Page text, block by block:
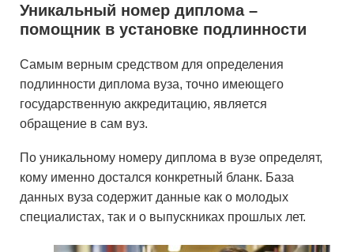
Уникальный номер диплома –
помощник в установке подлинности
Самым верным средством для определения
подлинности диплома вуза, точно имеющего
государственную аккредитацию, является
обращение в сам вуз.
По уникальному номеру диплома в вузе определят,
кому именно достался конкретный бланк. База
данных вуза содержит данные как о молодых
специалистах, так и о выпускниках прошлых лет.